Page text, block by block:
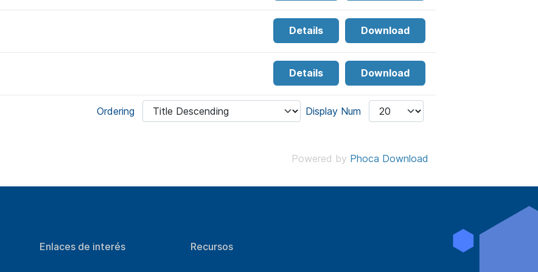
Download
Details
Download
Details
Ordering Display Num
Powered by Phoca Download
Enlaces de interés Recursos